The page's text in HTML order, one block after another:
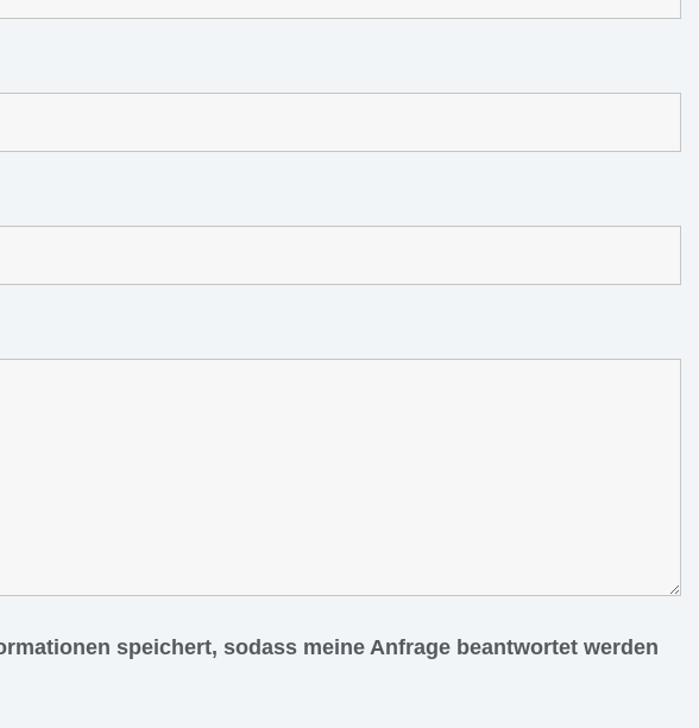
speichert, sodass meine Anfrage beantwortet werden